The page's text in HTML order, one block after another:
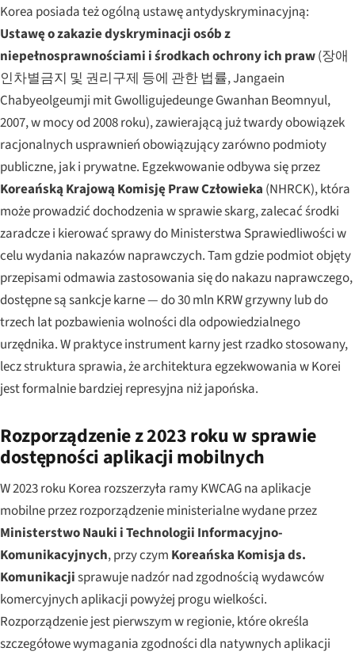
Korea posiada też ogólną ustawę antydyskryminacyjną:
Ustawę o zakazie dyskryminacji osób z
niepełnosprawnościami i środkach ochrony ich praw(장애
인차별금지 및 권리구제 등에 관한 법률,Jangaein
Chabyeolgeumji mit Gwolligujedeunge Gwanhan Beomnyul,
2007, w mocy od 2008 roku), zawierającą już twardy obowiązek
racjonalnych usprawnień obowiązujący zarówno podmioty
publiczne, jak i prywatne. Egzekwowanie odbywa się przez
Koreańską Krajową Komisję Praw Człowieka (NHRCK), która
może prowadzić dochodzenia w sprawie skarg, zalecać środki
zaradcze i kierować sprawy do Ministerstwa Sprawiedliwości w
celu wydania nakazów naprawczych. Tam gdzie podmiot objęty
przepisami odmawia zastosowania się do nakazu naprawczego,
dostępne są sankcje karne — do 30 mln KRW grzywny lub do
trzech lat pozbawienia wolności dla odpowiedzialnego
urzędnika. W praktyce instrument karny jest rzadko stosowany,
lecz struktura sprawia, że architektura egzekwowania w Korei
jest formalnie bardziej represyjna niż japońska.
Rozporządzenie z 2023 roku w sprawie
dostępności aplikacji mobilnych
W 2023 roku Korea rozszerzyła ramy KWCAG na aplikacje
mobilne przez rozporządzenie ministerialne wydane przez
Ministerstwo Nauki i Technologii Informacyjno-
Komunikacyjnych, przy czym Koreańska Komisja ds.
Komunikacjisprawuje nadzór nad zgodnością wydawców
komercyjnych aplikacji powyżej progu wielkości.
Rozporządzenie jest pierwszym w regionie, które określa
szczegółowe wymagania zgodności dla natywnych aplikacji